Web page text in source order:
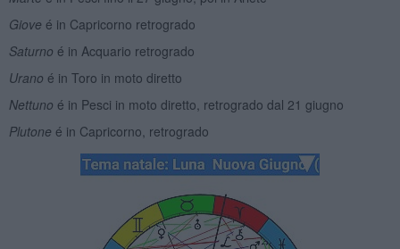
Giove é in Capricorno retrogrado
Saturno é in Acquario retrogrado
Urano é in Toro in moto diretto
Nettuno é in Pesci in moto diretto, retrogrado dal 21 giugno
Plutone é in Capricorno, retrogrado